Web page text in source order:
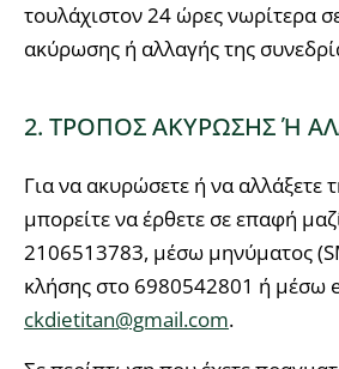
τουλάχιστον 24 ώρες νωρίτερα
ακύρωσης ή αλλαγής της
2. ΤΡΟΠΟΣ ΑΚΥΡΩΣΗΣ Ή
Για να ακυρώσετε ή να αλλάξετε
μπορείτε να έρθετε σε επαφή
2106513783, μέσω μηνύματος
κλήσης στο 6980542801 ή μέσω
ckdietitan@gmail.com.